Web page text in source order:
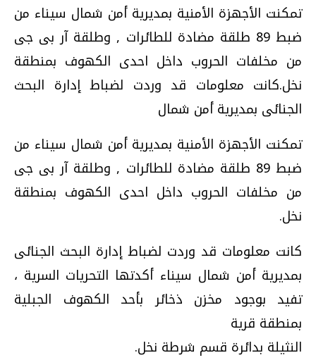
تمكنت الأجهزة الأمنية بمديرية أمن شمال سيناء من
ضبط 89 طلقة مضادة للطائرات , وطلقة آر بى جى
من مخلفات الحروب داخل احدى الكهوف بمنطقة
نخل.كانت معلومات قد وردت لضباط إدارة البحث
الجنائى بمديرية أمن شمال
تمكنت الأجهزة الأمنية بمديرية أمن شمال سيناء من
ضبط 89 طلقة مضادة للطائرات , وطلقة آر بى جى
من مخلفات الحروب داخل احدى الكهوف بمنطقة
نخل.
كانت معلومات قد وردت لضباط إدارة البحث الجنائى
بمديرية أمن شمال سيناء أكدتها التحريات السرية ،
تفيد بوجود مخزن ذخائر بأحد الكهوف الجبلية
بمنطقة قرية
النثيلة بدائرة قسم شرطة نخل.